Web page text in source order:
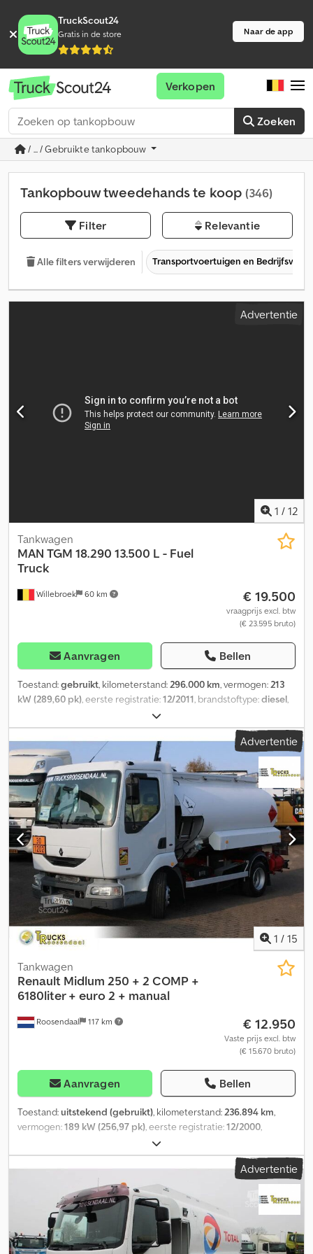
TruckScout24
Gratis in de store Naar de app
Zoeken
Verkopen
/ ... / Gebruikte tankopbouw
Tankopbouw tweedehands te koop (346)
Filter Relevantie
Alle filters verwijderen Transportvoertuigen en
Advertentie
1 / 12
Willebroek 60 km
Tankwagen
MAN TGM 18.290 13.500 L - Fuel
Truck
€ 19.500
vraagprijs excl. btw
(€ 23.595 bruto)
Aanvragen Bellen
Toestand:gebruikt, kilometerstand:296.000 km, vermogen:213
kW (289,60 pk), eerste registratie:12/2011, brandstoftype:diesel,
diesel
bestuurderscabine:dagcabine, soort overbrenging:
automatisch, emissieklasse:Euro 5, ophanging:staal-lucht,
laadruimte inhoud: 14 m³ , Bouwjaar:
, = Verdere opties en
accessoires = - 4x2 = Opmerkingen = Tankwagen –
brandstoftankwagen 13.500 l – 3000/4500/2000/4000 l –
aluminiumtank – airconditioning – ADR – totaal gewicht 19.000 kg
– leeggewicht 7155 kg = Verdere informatie = Geschikt materiaal:
brandstof Vooras: stuurbaar; vering: bladvering Achteras: vering:
luchtvering Leeggewicht: 7.155 kg Laadvermogen: 11.845 kg GVW:
19.000 kg Aantal compartimenten: 4 Referentienummer: 79 Neem
contact op met Miguel Cubas voor meer informatie. =
Bedrijfsinformatie = Wij zijn gevestigd tussen Antwerpen en
Brussel, langs de A12 snelweg, in de buurt van de haven van
Antwerpen. Openingstijden: van maandag tot en met vrijdag
doorlopend van 8.30 uur tot 19.00 uur. Dedpfxezgay Is Ai Nokr
Advertentie
1 / 15
Roosendaal 117 km
Tankwagen
Renault Midlum 250 + 2 COMP +
6180liter + euro 2 + manual
€ 12.950
Vaste prijs excl. btw
(€ 15.670 bruto)
Aanvragen Bellen
Toestand:uitstekend (gebruikt), kilometerstand: 236.894 km,
vermogen:189 kW (256,97 pk) , eerste registratie:12/2000
, brandstof:diesel
bestuurderscabine:dagcabine, soort overbrenging:
mechanisch, Bouwjaar:2000, Uitrusting:ABS, airconditioning,
elektrisch verstelbare spiegel, elektrische raamverstelling, =
Aanvullende opties en accessoires = - Aftakas (PTO) -
Gereedschapskist - PTO - Radio/Cassette speler - Radio/CD
speler - Snelheidsbegrenzer = Bijzonderheden =
VF642ACA00000889 = Meer informatie = Ledig gewicht: 5.280 kg
Advertentie